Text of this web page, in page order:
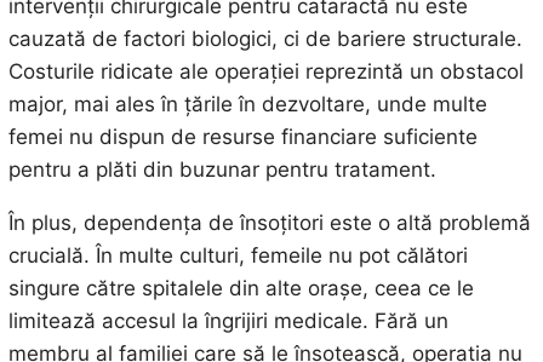
intervenții chirurgicale pentru cataractă nu este
cauzată de factori biologici, ci de bariere structurale.
Costurile ridicate ale operației reprezintă un obstacol
major, mai ales în țările în dezvoltare, unde multe
femei nu dispun de resurse financiare suficiente
pentru a plăti din buzunar pentru tratament.
În plus, dependența de însoțitori este o altă problemă
crucială. În multe culturi, femeile nu pot călători
singure către spitalele din alte orașe, ceea ce le
limitează accesul la îngrijiri medicale. Fără un
membru al familiei care să le însoțească, operația nu